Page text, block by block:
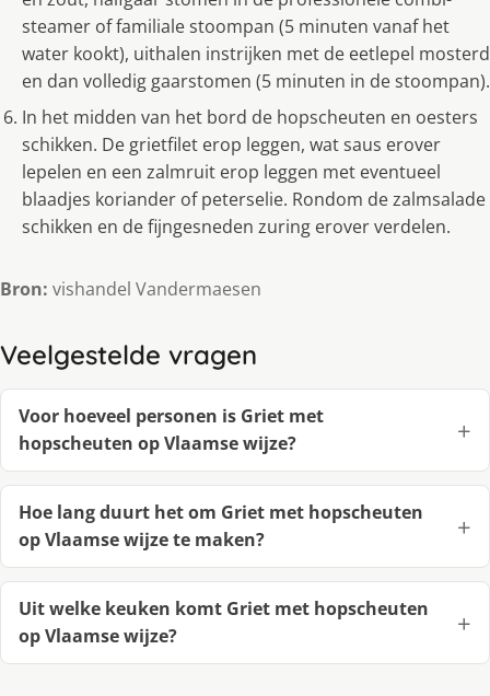
steamer of familiale stoompan (5 minuten vanaf het
water kookt), uithalen instrijken met de eetlepel mosterd
en dan volledig gaarstomen (5 minuten in de stoompan).
In het midden van het bord de hopscheuten en oesters
schikken. De grietfilet erop leggen, wat saus erover
lepelen en een zalmruit erop leggen met eventueel
blaadjes koriander of peterselie. Rondom de zalmsalade
schikken en de fijngesneden zuring erover verdelen.
Bron: vishandel Vandermaesen
Veelgestelde vragen
Voor hoeveel personen is Griet met
hopscheuten op Vlaamse wijze?
Hoe lang duurt het om Griet met hopscheuten
op Vlaamse wijze te maken?
Uit welke keuken komt Griet met hopscheuten
op Vlaamse wijze?